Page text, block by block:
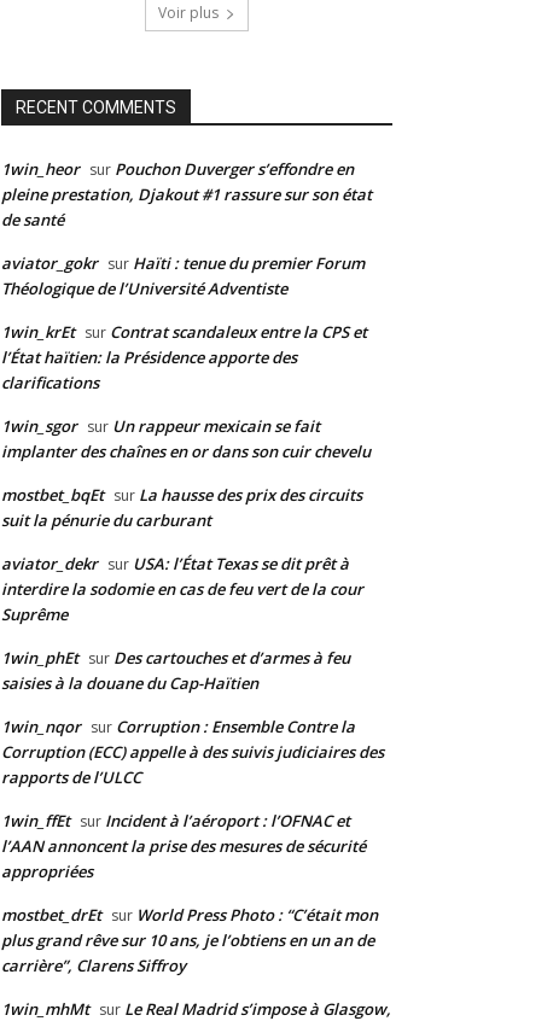
Voir plus
RECENT COMMENTS
1win_heor sur Pouchon Duverger s’effondre en
pleine prestation, Djakout #1 rassure sur son état
de santé
aviator_gokr sur Haïti : tenue du premier Forum
Théologique de l’Université Adventiste
1win_krEt sur Contrat scandaleux entre la CPS et
l’État haïtien: la Présidence apporte des
clarifications
1win_sgor sur Un rappeur mexicain se fait
implanter des chaînes en or dans son cuir chevelu
mostbet_bqEt sur La hausse des prix des circuits
suit la pénurie du carburant
aviator_dekr sur USA: l’État Texas se dit prêt à
interdire la sodomie en cas de feu vert de la cour
Suprême
1win_phEt sur Des cartouches et d’armes à feu
saisies à la douane du Cap-Haïtien
1win_nqor sur Corruption : Ensemble Contre la
Corruption (ECC) appelle à des suivis judiciaires des
rapports de l’ULCC
1win_ffEt sur Incident à l’aéroport : l’OFNAC et
l’AAN annoncent la prise des mesures de sécurité
appropriées
mostbet_drEt sur World Press Photo : “C’était mon
plus grand rêve sur 10 ans, je l’obtiens en un an de
carrière”, Clarens Siffroy
1win_mhMt sur Le Real Madrid s’impose à Glasgow,